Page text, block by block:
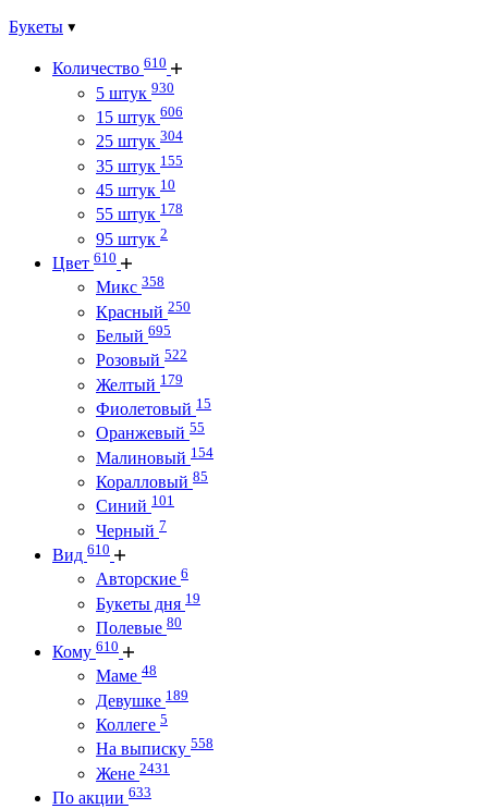
Букеты
Количество 610
5 штук 930
15 штук 606
25 штук 304
35 штук 155
45 штук 10
55 штук 178
95 штук 2
Цвет 610
Микс 358
Красный 250
Белый 695
Розовый 522
Желтый 179
Фиолетовый 15
Оранжевый 55
Малиновый 154
Коралловый 85
Синий 101
Черный 7
Вид 610
Авторские 6
Букеты дня 19
Полевые 80
Кому 610
Маме 48
Девушке 189
Коллеге 5
На выписку 558
Жене 2431
По акции 633